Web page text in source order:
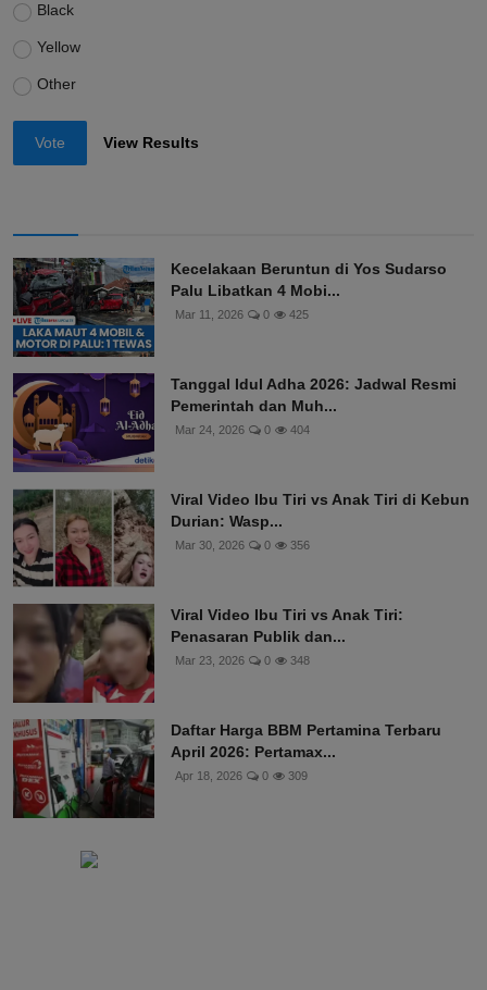
Black
Yellow
Other
Vote View Results
Kecelakaan Beruntun di Yos Sudarso
Palu Libatkan 4 Mobi...
Mar 11, 2026 0 425
Tanggal Idul Adha 2026: Jadwal Resmi
Pemerintah dan Muh...
Mar 24, 2026 0 404
Viral Video Ibu Tiri vs Anak Tiri di Kebun
Durian: Wasp...
Mar 30, 2026 0 356
Viral Video Ibu Tiri vs Anak Tiri:
Penasaran Publik dan...
Mar 23, 2026 0 348
Daftar Harga BBM Pertamina Terbaru
April 2026: Pertamax...
Apr 18, 2026 0 309